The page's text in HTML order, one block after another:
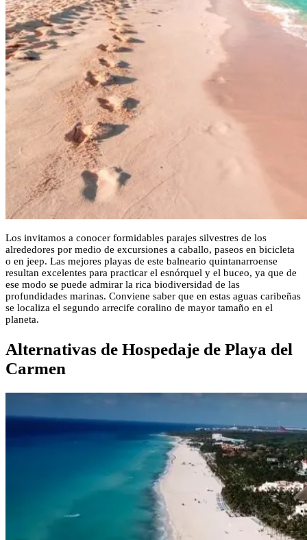
Los invitamos a conocer formidables parajes silvestres de los
alrededores por medio de excursiones a caballo, paseos en bicicleta
o en jeep. Las mejores playas de este balneario quintanarroense
resultan excelentes para practicar el esnórquel y el buceo, ya que de
ese modo se puede admirar la rica biodiversidad de las
profundidades marinas. Conviene saber que en estas aguas caribeñas
se localiza el segundo arrecife coralino de mayor tamaño en el
planeta.
Alternativas de Hospedaje de Playa del
Carmen